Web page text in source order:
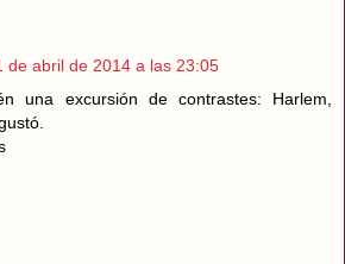
de abril de 2014 a las 23:05
una excursión de contrastes: Harlem,